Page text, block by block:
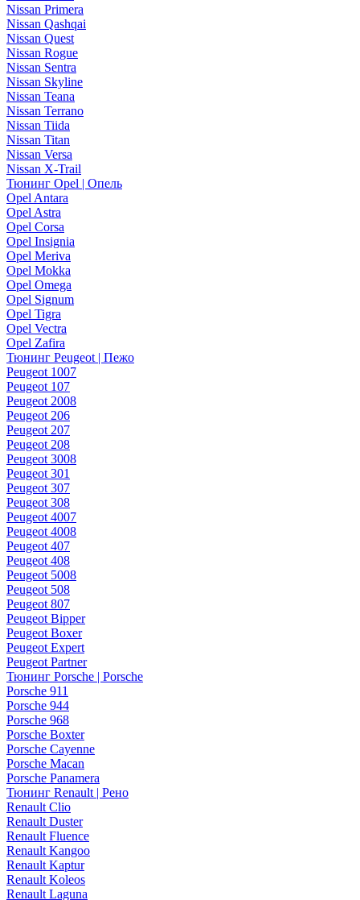
Nissan Primera
Nissan Qashqai
Nissan Quest
Nissan Rogue
Nissan Sentra
Nissan Skyline
Nissan Teana
Nissan Terrano
Nissan Tiida
Nissan Titan
Nissan Versa
Nissan X-Trail
Тюнинг Opel | Опель
Opel Antara
Opel Astra
Opel Corsa
Opel Insignia
Opel Meriva
Opel Mokka
Opel Omega
Opel Signum
Opel Tigra
Opel Vectra
Opel Zafira
Тюнинг Peugeot | Пежо
Peugeot 1007
Peugeot 107
Peugeot 2008
Peugeot 206
Peugeot 207
Peugeot 208
Peugeot 3008
Peugeot 301
Peugeot 307
Peugeot 308
Peugeot 4007
Peugeot 4008
Peugeot 407
Peugeot 408
Peugeot 5008
Peugeot 508
Peugeot 807
Peugeot Bipper
Peugeot Boxer
Peugeot Expert
Peugeot Partner
Тюнинг Porsche | Porsche
Porsche 911
Porsche 944
Porsche 968
Porsche Boxter
Porsche Cayenne
Porsche Macan
Porsche Panamera
Тюнинг Renault | Рено
Renault Clio
Renault Duster
Renault Fluence
Renault Kangoo
Renault Kaptur
Renault Koleos
Renault Laguna